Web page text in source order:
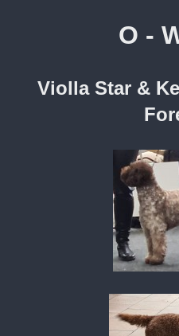
O -
Violla Star &